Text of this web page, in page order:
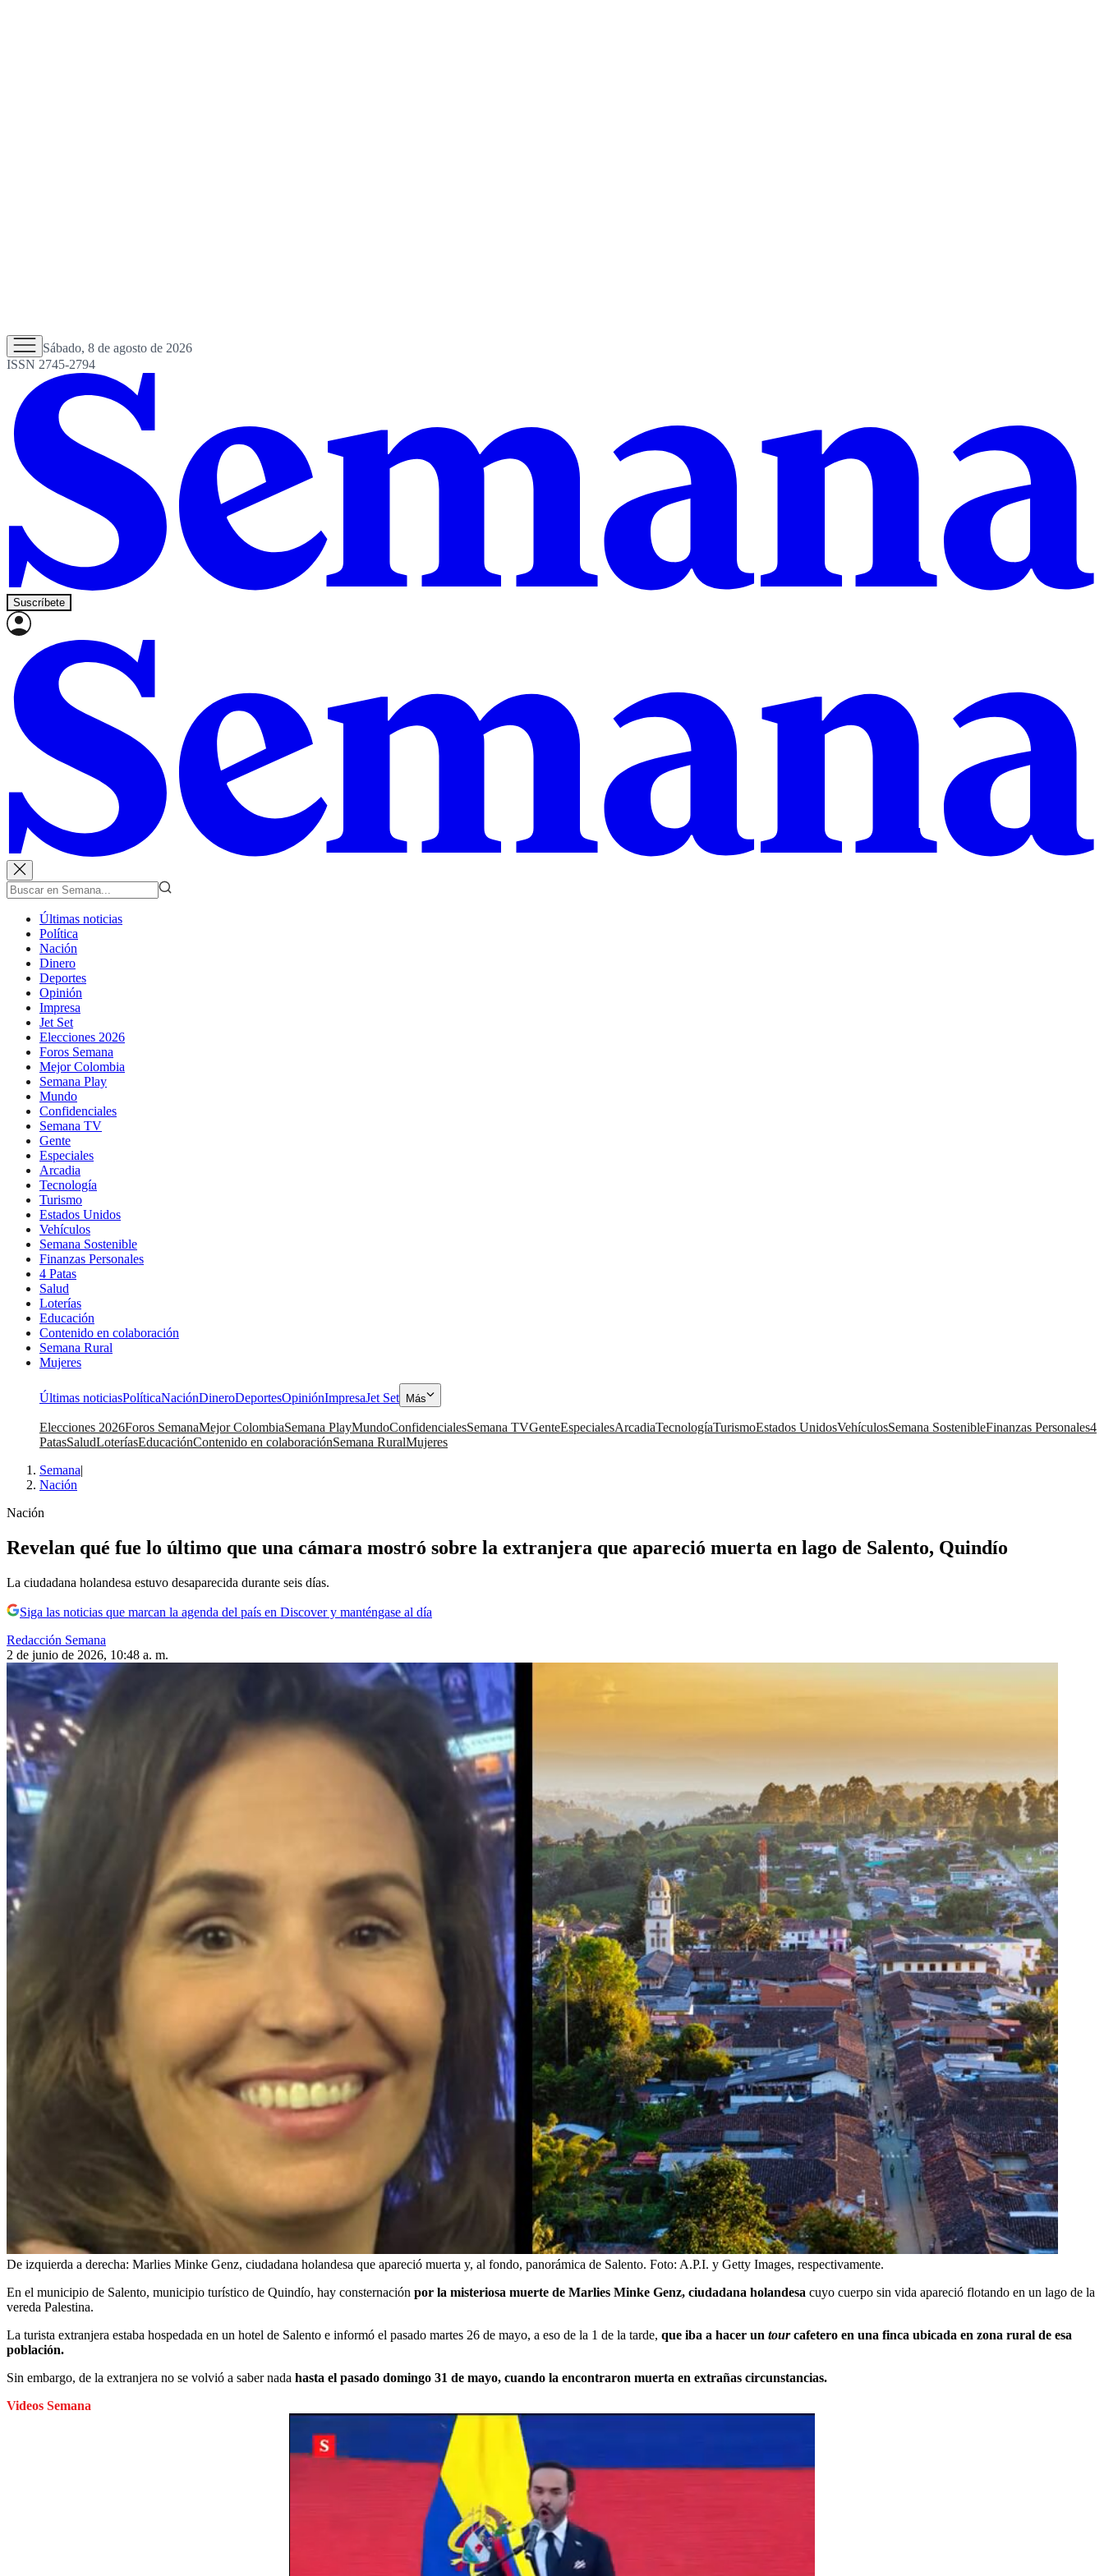
Sábado, 8 de agosto de 2026
ISSN 2745-2794
Suscríbete
Últimas noticias
Política
Nación
Dinero
Deportes
Opinión
Impresa
Jet Set
Elecciones 2026
Foros Semana
Mejor Colombia
Semana Play
Mundo
Confidenciales
Semana TV
Gente
Especiales
Arcadia
Tecnología
Turismo
Estados Unidos
Vehículos
Semana Sostenible
Finanzas Personales
4 Patas
Salud
Loterías
Educación
Contenido en colaboración
Semana Rural
Mujeres
Últimas noticiasPolíticaNaciónDineroDeportesOpiniónImpresaJet Set Más
Elecciones 2026Foros SemanaMejor ColombiaSemana PlayMundoConfidencialesSemana TVGenteEspecialesArcadiaTecnologíaTurismoEstados UnidosVehículosSemana SostenibleFinanzas Personales4
PatasSaludLoteríasEducaciónContenido en colaboraciónSemana RuralMujeres
Semana|
Nación
Nación
Revelan qué fue lo último que una cámara mostró sobre la extranjera que apareció muerta en lago de Salento, Quindío
La ciudadana holandesa estuvo desaparecida durante seis días.
Siga las noticias que marcan la agenda del país en Discover y manténgase al día
Redacción Semana
2 de junio de 2026, 10:48 a. m.
De izquierda a derecha: Marlies Minke Genz, ciudadana holandesa que apareció muerta y, al fondo, panorámica de Salento. Foto: A.P.I. y Getty Images, respectivamente.
En el municipio de Salento, municipio turístico de Quindío, hay consternación por la misteriosa muerte de Marlies Minke Genz, ciudadana holandesa cuyo cuerpo sin vida apareció flotando en un lago de la
vereda Palestina.
La turista extranjera estaba hospedada en un hotel de Salento e informó el pasado martes 26 de mayo, a eso de la 1 de la tarde, que iba a hacer un tourcafetero en una finca ubicada en zona rural de esa
población.
Sin embargo, de la extranjera no se volvió a saber nada hasta el pasado domingo 31 de mayo, cuando la encontraron muerta en extrañas circunstancias.
Videos Semana